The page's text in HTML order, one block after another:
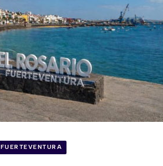
FUERTEVENTURA